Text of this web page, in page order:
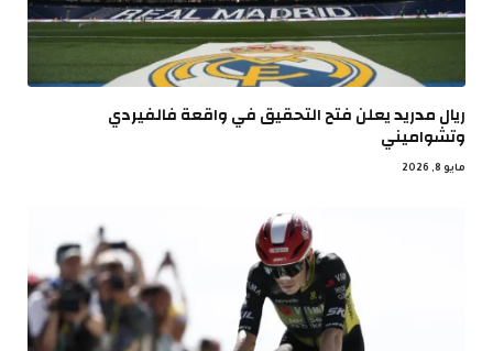
ريال مدريد يعلن فتح التحقيق في واقعة فالفيردي
وتشواميني
مايو 8, 2026